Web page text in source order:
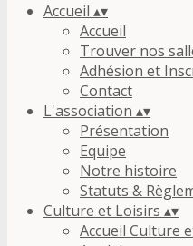
Accueil ▴▾
Accueil
Trouver nos
Adhésion et
Contact
L'association ▴▾
Présentation
Equipe
Notre histoire
Statuts &
Culture et Loisirs ▴▾
Accueil Culture